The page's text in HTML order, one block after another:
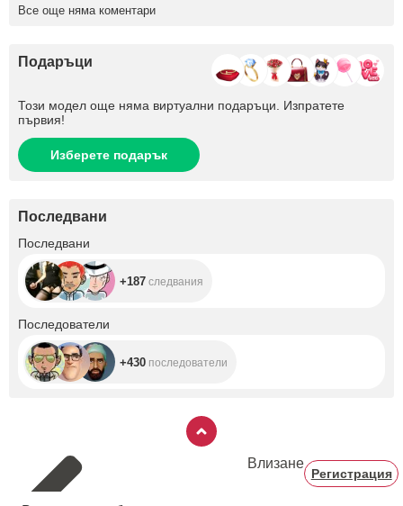
Все още няма коментари
Подаръци
Този модел още няма виртуални подаръци. Изпратете
първия!
Изберете подарък
Последвани
Последвани
+187 следвания
Последователи
+430 последователи
Влизане
Регистрация